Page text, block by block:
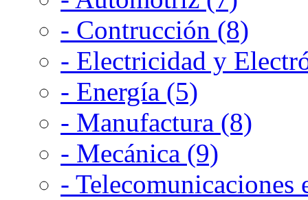
- Contrucción (8)
- Electricidad y
- Energía (5)
- Manufactura (8)
- Mecánica (9)
-